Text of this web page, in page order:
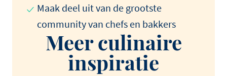
Maak deel uit van de grootste
community van chefs en bakkers
Meer culinaire
inspiratie